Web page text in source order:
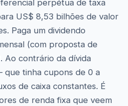
perpétua de taxa
US$ 8,53 bilhões de valor
Paga um dividendo
(com proposta de
Ao contrário da dívida
tinha cupons de 0 a
de caixa constantes. É
de renda fixa que veem